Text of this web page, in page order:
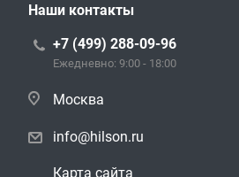
Наши контакты
+7 (499) 288-09-96
Ежедневно: 9:00 - 18:00
Москва
info@hilson.ru
Карта сайта